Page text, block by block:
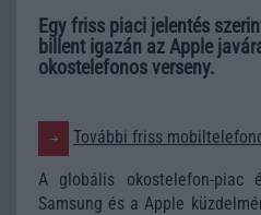
Egy friss piaci jelentés
billent igazán az Apple
okostelefonos verseny.
További friss
A globális okostelefon-
Samsung és a Apple